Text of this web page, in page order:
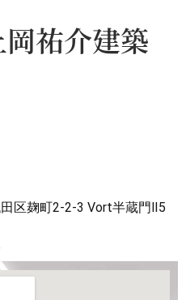
祐介建築
区麹町2-2-3 Vort半蔵門Ⅱ5